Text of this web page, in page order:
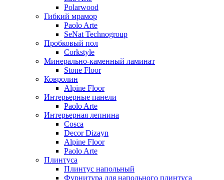
Polarwood
Гибкий мрамор
Paolo Arte
SeNat Technogroup
Пробковый пол
Corkstyle
Минерально-каменный ламинат
Stone Floor
Ковролин
Alpine Floor
Интерьерные панели
Paolo Arte
Интерьерная лепнина
Cosca
Decor Dizayn
Alpine Floor
Paolo Arte
Плинтуса
Плинтус напольный
Фурнитура для напольного плинтуса